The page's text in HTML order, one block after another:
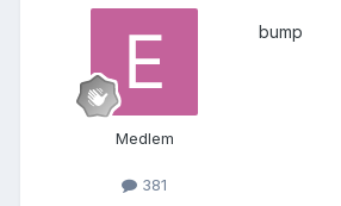
Medlem
381
bump